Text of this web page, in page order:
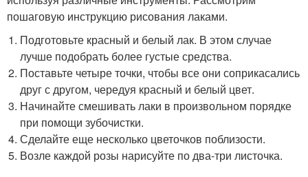
пошаговую инструкцию рисования лаками.
Подготовьте красный и белый лак. В этом случае
лучше подобрать более густые средства.
Поставьте четыре точки, чтобы все они соприкасались
друг с другом, чередуя красный и белый цвет.
Начинайте смешивать лаки в произвольном порядке
при помощи зубочистки.
Сделайте еще несколько цветочков поблизости.
Возле каждой розы нарисуйте по два-три листочка.